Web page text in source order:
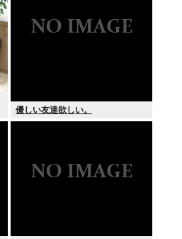
優しい友達欲しい。